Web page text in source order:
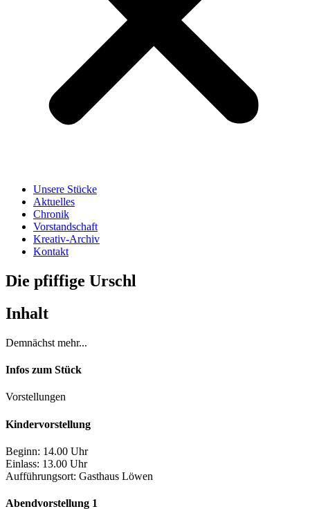
Unsere Stücke
Aktuelles
Chronik
Vorstandschaft
Kreativ-Archiv
Kontakt
Die pfiffige Urschl
Inhalt
Demnächst mehr...
Infos zum Stück
Vorstellungen
Kindervorstellung
Beginn: 14.00 Uhr
Einlass: 13.00 Uhr
Aufführungsort: Gasthaus Löwen
Abendvorstellung 1